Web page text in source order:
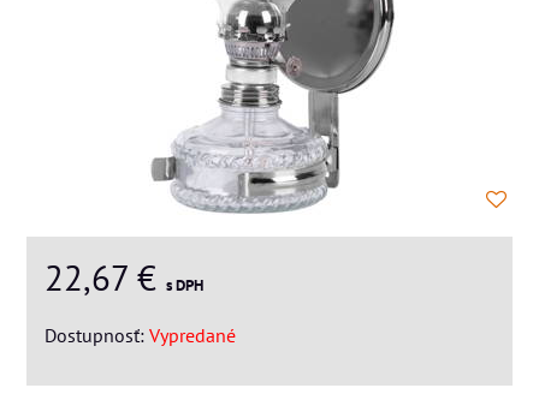
22,67 € s DPH
Dostupnosť: Vypredané